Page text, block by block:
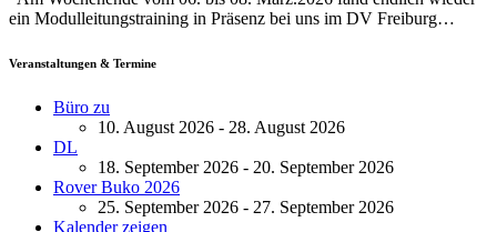
ein Modulleitungstraining in Präsenz bei uns im DV Freiburg…
Veranstaltungen & Termine
Büro zu
10. August 2026 - 28. August 2026
DL
18. September 2026 - 20. September 2026
Rover Buko 2026
25. September 2026 - 27. September 2026
Kalender zeigen